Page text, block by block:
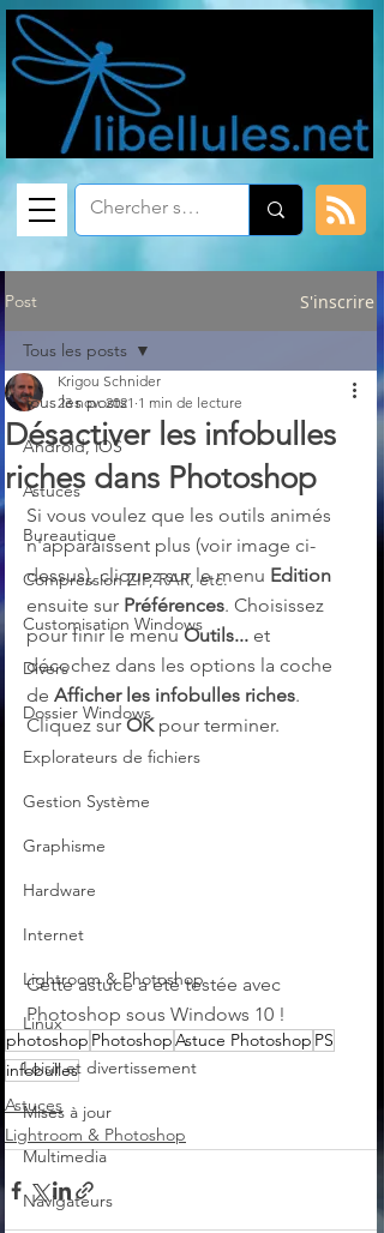
Post S'inscrire
Tous les posts
Android, iOS
Astuces
Bureautique
Compression ZIP, RAR, etc.
Customisation Windows
Divers
Dossier Windows
Explorateurs de fichiers
Gestion Système
Graphisme
Hardware
Internet
Lightroom & Photoshop
Linux
Loisir et divertissement
Mises à jour
Multimedia
Navigateurs
Tous les posts
Désactiver les infobulles
riches dans Photoshop
Krigou Schnider
23 nov. 2021 1 min de lecture
Si vous voulez que les outils animés
n'apparaissent plus (voir image ci-
dessus), cliquez sur le menu Edition
ensuite sur Préférences. Choisissez
pour finir le menu Outils... et
décochez dans les options la coche
de Afficher les infobulles riches.
Cliquez sur OK pour terminer.
Cette astuce a été testée avec
Photoshop sous Windows 10 !
photoshop PhotoshopAstuce Photoshop PS
infobulles
Astuces
Lightroom & Photoshop